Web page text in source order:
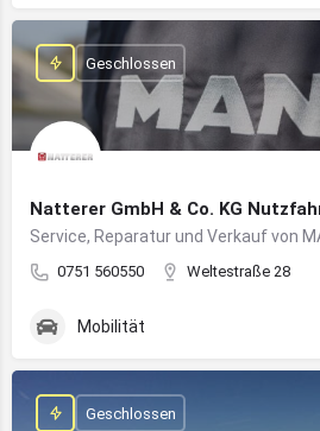
Natterer GmbH & Co. KG
0751 560550 Weltestraße 28
Geschlossen
Mobilität
Geschlossen